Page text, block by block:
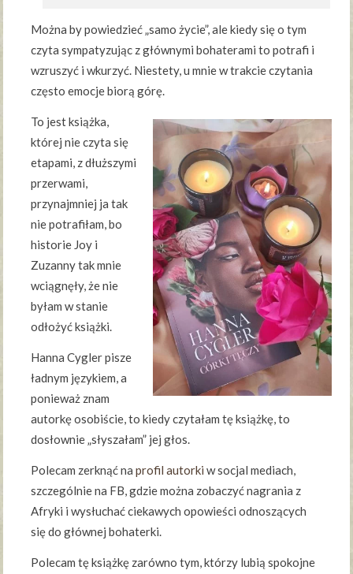
Można by powiedzieć „samo życie”, ale kiedy się o tym
czyta sympatyzując z głównymi bohaterami to potrafi i
wzruszyć i wkurzyć. Niestety, u mnie w trakcie czytania
często emocje biorą górę.
To jest książka,
której nie czyta się
etapami, z dłuższymi
przerwami,
przynajmniej ja tak
nie potrafiłam, bo
historie Joy i
Zuzanny tak mnie
wciągnęły, że nie
byłam w stanie
odłożyć książki.
Hanna Cygler pisze
ładnym językiem, a
ponieważ znam
autorkę osobiście, to kiedy czytałam tę książkę, to
dosłownie „słyszałam” jej głos.
Polecam zerknąć naprofil autorki w socjal mediach,
szczególnie na FB, gdzie można zobaczyć nagrania z
Afryki i wysłuchać ciekawych opowieści odnoszących
się do głównej bohaterki.
Polecam tę książkę zarówno tym, którzy lubią spokojne